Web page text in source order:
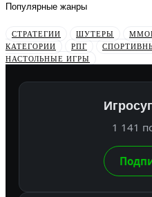
Популярные жанры
СТРАТЕГИИ ШУТЕРЫ
КАТЕГОРИИ
РПГ
НАСТОЛЬНЫЕ ИГРЫ
1 141